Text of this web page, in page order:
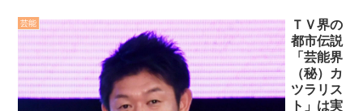
【阪神】藤川監督、伊藤
将司のベースカバーを指摘
「隙を見せてはいけない」
NEW!
セ・リーグ出塁回数ラン
キング 直近3週間｜2026年
8/3まで
芸能
ＴＶ界の
都市伝説
「芸能界
（秘）カ
ツラリス
ト」は実